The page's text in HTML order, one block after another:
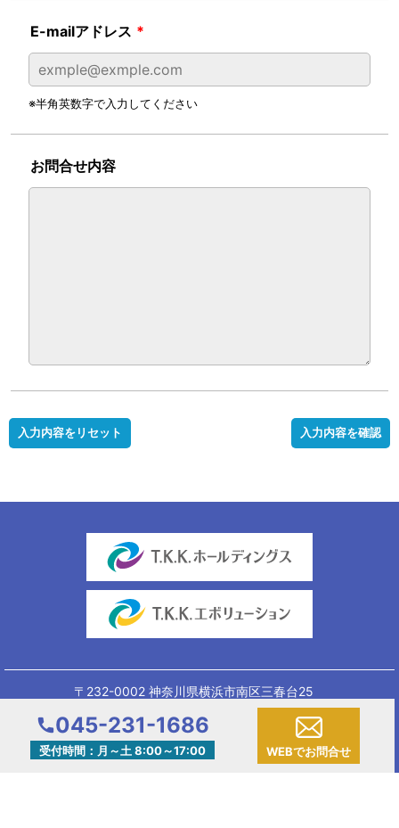
045-231-1686
受付時間：月～土 8:00～17:00 WEBでお問合せ
E-mailアドレス *
※半角英数字で入力してください
お問合せ内容
入力内容をリセット 入力内容を確認
〒232-0002 神奈川県横浜市南区三春台25
ティーケイケイエンジニアリング株式会社
©TKK group.